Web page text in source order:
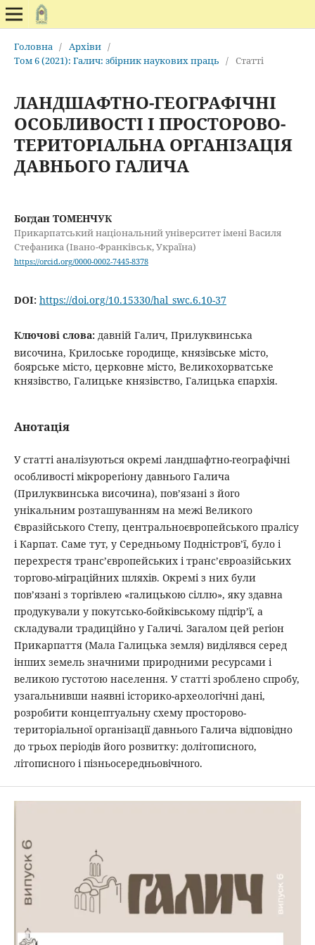
Головна / Архіви /
Том 6 (2021): Галич: збірник наукових праць / Статті
ЛАНДШАФТНО-ГЕОГРАФІЧНІ
ОСОБЛИВОСТІ І ПРОСТОРОВО-
ТЕРИТОРІАЛЬНА ОРГАНІЗАЦІЯ
ДАВНЬОГО ГАЛИЧА
Богдан ТОМЕНЧУК
Прикарпатський національний університет імені Василя
Стефаника (Івано-Франківськ, Україна)
https://orcid.org/0000-0002-7445-8378
DOI: https://doi.org/10.15330/hal_swc.6.10-37
Ключові слова: давній Галич, Прилуквинська
височина, Крилоське городище, князівське місто,
боярське місто, церковне місто, Великохорватське
князівство, Галицьке князівство, Галицька єпархія.
Анотація
У статті аналізуються окремі ландшафтно-географічні
особливості мікрорегіону давнього Галича
(Прилуквинська височина), пов’язані з його
унікальним розташуванням на межі Великого
Євразійського Степу, центральноєвропейського пралісу
і Карпат. Саме тут, у Середньому Подністров’ї, було і
перехрестя транс’європейських і транс’євроазійських
торгово-міграційних шляхів. Окремі з них були
пов’язані з торгівлею «галицькою сіллю», яку здавна
продукували у покутсько-бойківському підгір’ї, а
складували традиційно у Галичі. Загалом цей регіон
Прикарпаття (Мала Галицька земля) виділявся серед
інших земель значними природними ресурсами і
великою густотою населення. У статті зроблено спробу,
узагальнивши наявні історико-археологічні дані,
розробити концептуальну схему просторово-
територіальної організації давнього Галича відповідно
до трьох періодів його розвитку: долітописного,
літописного і пізньосередньовічного.